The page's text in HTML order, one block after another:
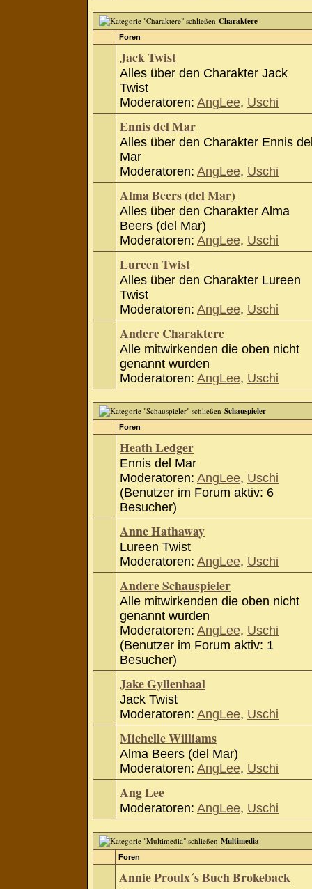
Charaktere
Foren
Jack Twist
Alles über den Charakter Jack
Twist
Moderatoren: AngLee, Uschi
Ennis del Mar
Alles über den Charakter Ennis
Mar
Moderatoren: AngLee, Uschi
Alma Beers (del Mar)
Alles über den Charakter Alma
Beers (del Mar)
Moderatoren: AngLee, Uschi
Lureen Twist
Alles über den Charakter Lureen
Twist
Moderatoren: AngLee, Uschi
Andere Charaktere
Alle mitwirkenden die oben nicht
genannt wurden
Moderatoren: AngLee, Uschi
Schauspieler
Foren
Heath Ledger
Ennis del Mar
Moderatoren: AngLee, Uschi
(Benutzer im Forum aktiv: 6
Besucher)
Anne Hathaway
Lureen Twist
Moderatoren: AngLee, Uschi
Andere Schauspieler
Alle mitwirkenden die oben nicht
genannt wurden
Moderatoren: AngLee, Uschi
(Benutzer im Forum aktiv: 1
Besucher)
Jake Gyllenhaal
Jack Twist
Moderatoren: AngLee, Uschi
Michelle Williams
Alma Beers (del Mar)
Moderatoren: AngLee, Uschi
Ang Lee
Moderatoren: AngLee, Uschi
Multimedia
Foren
Annie Proulx´s Buch Brokeback